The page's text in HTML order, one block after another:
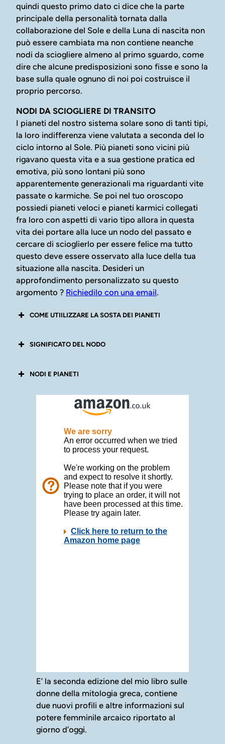
quindi questo primo dato ci dice che la parte
principale della personalità tornata dalla
collaborazione del Sole e della Luna di nascita non
può essere cambiata ma non contiene neanche
nodi da sciogliere almeno al primo sguardo, come
dire che alcune predisposizioni sono fisse e sono la
base sulla quale ognuno di noi poi costruisce il
proprio percorso.
NODI DA SCIOGLIERE DI TRANSITO
I pianeti del nostro sistema solare sono di tanti tipi,
la loro indifferenza viene valutata a seconda del lo
ciclo intorno al Sole. Più pianeti sono vicini più
rigavano questa vita e a sua gestione pratica ed
emotiva, più sono lontani più sono
apparentemente generazionali ma riguardanti vite
passate o karmiche. Se poi nel tuo oroscopo
possiedi pianeti veloci e pianeti karmici collegati
fra loro con aspetti di vario tipo allora in questa
vita dei portare alla luce un nodo del passato e
cercare di scioglierlo per essere felice ma tutto
questo deve essere osservato alla luce della tua
situazione alla nascita. Desideri un
approfondimento personalizzato su questo
argomento ? Richiedilo con una email.
COME UTIILIZZARE LA SOSTA DEI PIANETI
SIGNIFICATO DEL NODO
NODI E PIANETI
Nodi pianeti veloci
E’ la seconda edizione del mio libro sulle
donne della mitologia greca, contiene
due nuovi profili e altre informazioni sul
potere femminile arcaico riportato al
giorno d’oggi.